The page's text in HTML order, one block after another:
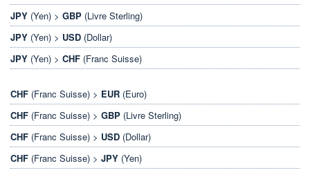
JPY (Yen) > GBP (Livre Sterling)
JPY (Yen) > USD (Dollar)
JPY (Yen) > CHF (Franc Suisse)
CHF (Franc Suisse) > EUR (Euro)
CHF (Franc Suisse) > GBP (Livre Sterling)
CHF (Franc Suisse) > USD (Dollar)
CHF (Franc Suisse) > JPY (Yen)